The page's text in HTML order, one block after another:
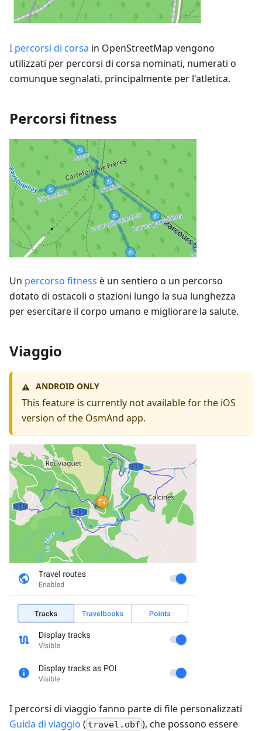
I percorsi di corsa in OpenStreetMap vengono
utilizzati per percorsi di corsa nominati, numerati o
comunque segnalati, principalmente per l'atletica.
Percorsi fitness
Un percorso fitness è un sentiero o un percorso
dotato di ostacoli o stazioni lungo la sua lunghezza
per esercitare il corpo umano e migliorare la salute.
Viaggio
⚠️ ANDROID ONLY
This feature is currently not available for the iOS
version of the OsmAnd app.
I percorsi di viaggio fanno parte di file personalizzati
Guida di viaggio ( travel.obf ), che possono essere